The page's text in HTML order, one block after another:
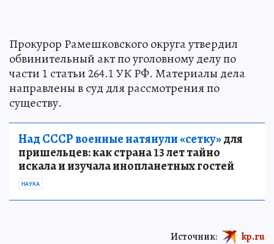
Прокурор Рамешковского округа утвердил
обвинительный акт по уголовному делу по
части 1 статьи 264.1 УК РФ. Материалы дела
направлены в суд для рассмотрения по
существу.
Над СССР военные натянули «сетку»для
пришельцев: как страна 13 лет тайно
искала и изучала инопланетных гостей
НАУКА
Источник: kp.ru